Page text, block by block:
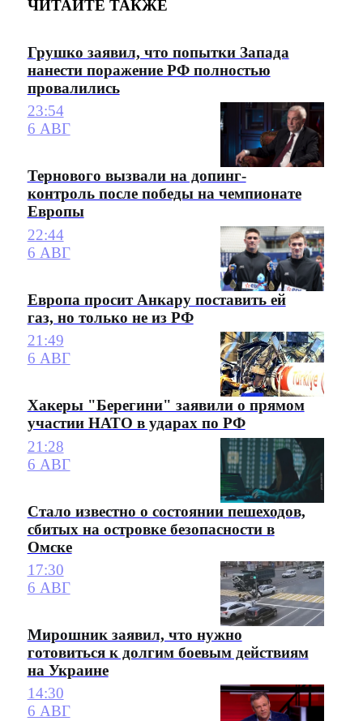
ЧИТАЙТЕ ТАКЖЕ
Грушко заявил, что попытки Запада
нанести поражение РФ полностью
провалились
23:54
6 АВГ
Тернового вызвали на допинг-
контроль после победы на чемпионате
Европы
22:44
6 АВГ
Европа просит Анкару поставить ей
газ, но только не из РФ
21:49
6 АВГ
Хакеры "Берегини" заявили о прямом
участии НАТО в ударах по РФ
21:28
6 АВГ
Стало известно о состоянии пешеходов,
сбитых на островке безопасности в
Омске
17:30
6 АВГ
Мирошник заявил, что нужно
готовиться к долгим боевым действиям
на Украине
14:30
6 АВГ